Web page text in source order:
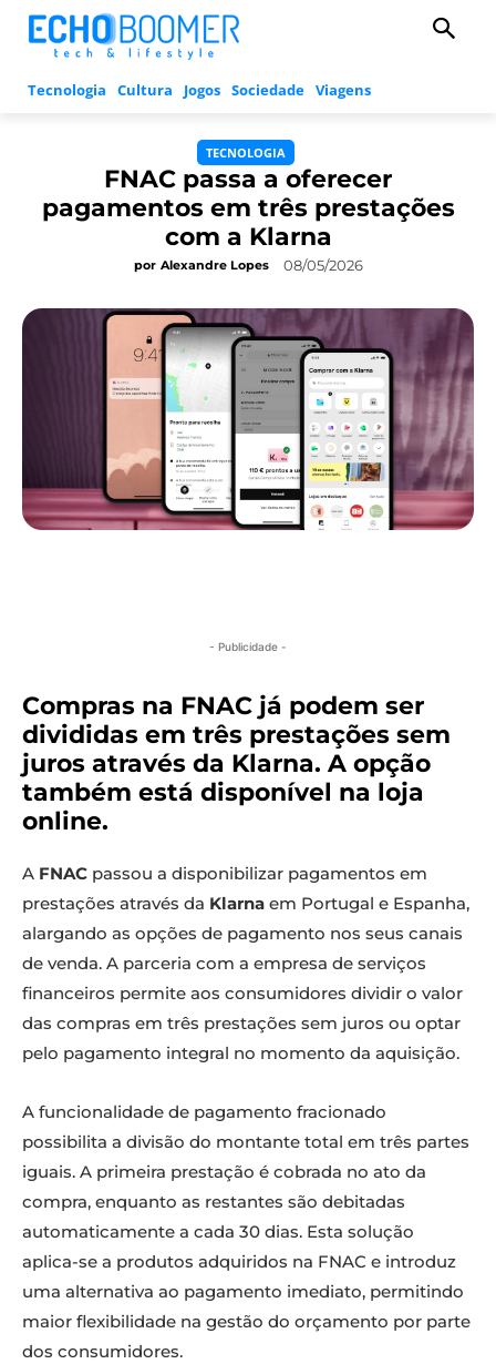
Tecnologia Cultura Jogos Sociedade Viagens
TECNOLOGIA
FNAC passa a oferecer
pagamentos em três prestações
com a Klarna
por Alexandre Lopes 08/05/2026
- Publicidade -
Compras na FNAC já podem ser
divididas em três prestações sem
juros através da Klarna. A opção
também está disponível na loja
online.
A FNAC passou a disponibilizar pagamentos em
prestações através da Klarna em Portugal e Espanha,
alargando as opções de pagamento nos seus canais
de venda. A parceria com a empresa de serviços
financeiros permite aos consumidores dividir o valor
das compras em três prestações sem juros ou optar
pelo pagamento integral no momento da aquisição.
A funcionalidade de pagamento fracionado
possibilita a divisão do montante total em três partes
iguais. A primeira prestação é cobrada no ato da
compra, enquanto as restantes são debitadas
automaticamente a cada 30 dias. Esta solução
aplica-se a produtos adquiridos na FNAC e introduz
uma alternativa ao pagamento imediato, permitindo
maior flexibilidade na gestão do orçamento por parte
dos consumidores.